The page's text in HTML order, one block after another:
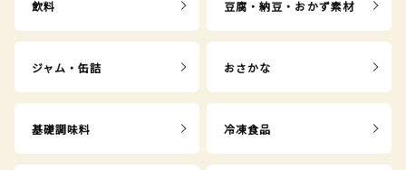
飲料 豆腐・納豆・おかず素材
ジャム・缶詰 おさかな
基礎調味料 冷凍食品